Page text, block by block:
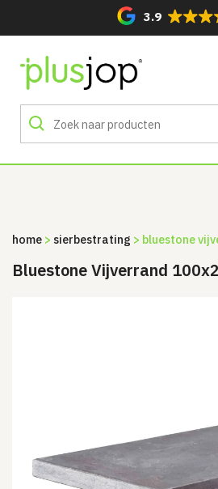
3.9
home > sierbestrating > bluestone
Bluestone Vijverrand